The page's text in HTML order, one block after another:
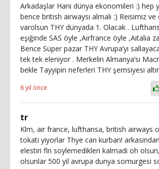
Arkadaşlar Hani dünya ekonomileri :) hep
bence british airwaysi almalı :) Reisimiz
varolsun THY dünyada 1. Olacak .
eşiğinde SAS öyle ,Airfrance öyle ,Aitalia
Bence Süper pazar THY Avrupa’yı
tek tek eleniyor . Merkelin Almanya’sı
bekle Tayyipin neferleri THY şemsiyesi
6 yıl önce
tr
Klm, air france, lufthansa, british airways
tokati yiyorlar Thye can kurban!
elestiri fln soylemedikleri kalmadi oh
olsunlar 500 yil avrupa dunya somurgesi